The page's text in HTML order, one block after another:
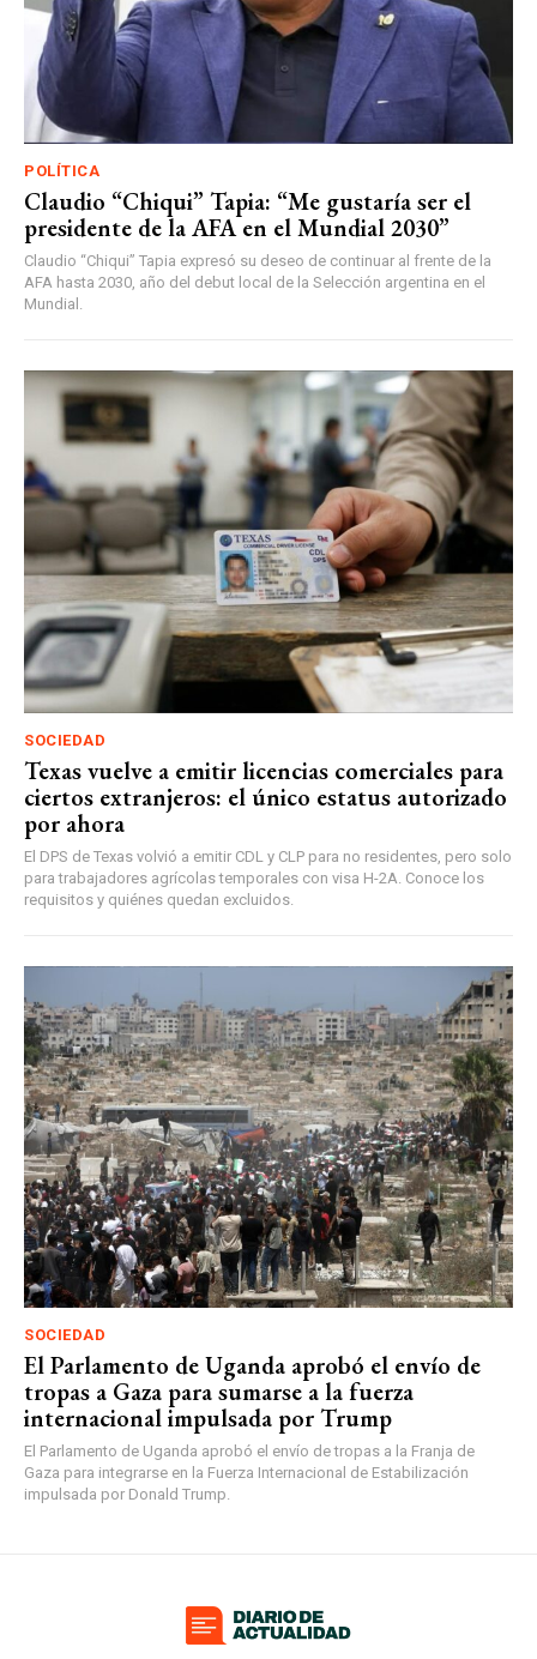
POLÍTICA
Claudio “Chiqui” Tapia: “Me gustaría ser el
presidente de la AFA en el Mundial 2030”
Claudio “Chiqui” Tapia expresó su deseo de continuar al frente de la
AFA hasta 2030, año del debut local de la Selección argentina en el
Mundial.
SOCIEDAD
Texas vuelve a emitir licencias comerciales para
ciertos extranjeros: el único estatus autorizado
por ahora
El DPS de Texas volvió a emitir CDL y CLP para no residentes, pero solo
para trabajadores agrícolas temporales con visa H-2A. Conoce los
requisitos y quiénes quedan excluidos.
SOCIEDAD
El Parlamento de Uganda aprobó el envío de
tropas a Gaza para sumarse a la fuerza
internacional impulsada por Trump
El Parlamento de Uganda aprobó el envío de tropas a la Franja de
Gaza para integrarse en la Fuerza Internacional de Estabilización
impulsada por Donald Trump.